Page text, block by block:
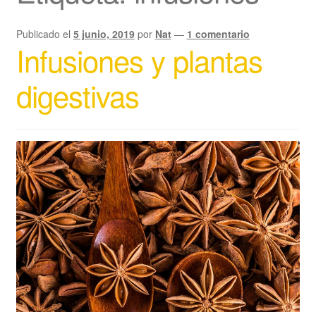
Publicado el 5 junio, 2019 por Nat — 1 comentario
Infusiones y plantas
digestivas